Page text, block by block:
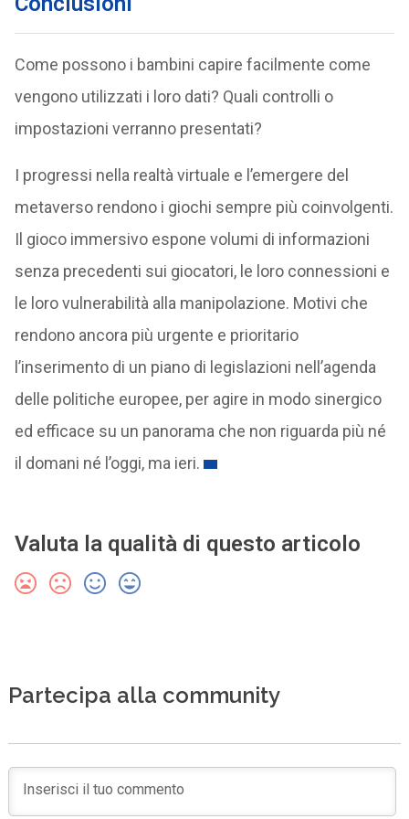
Come possono i bambini capire facilmente come
vengono utilizzati i loro dati? Quali controlli o
impostazioni verranno presentati?
I progressi nella realtà virtuale e l’emergere del
metaverso rendono i giochi sempre più coinvolgenti.
Il gioco immersivo espone volumi di informazioni
senza precedenti sui giocatori, le loro connessioni e
le loro vulnerabilità alla manipolazione. Motivi che
rendono ancora più urgente e prioritario
l’inserimento di un piano di legislazioni nell’agenda
delle politiche europee, per agire in modo sinergico
ed efficace su un panorama che non riguarda più né
il domani né l’oggi, ma ieri.
Valuta la qualità di questo articolo
Partecipa alla community